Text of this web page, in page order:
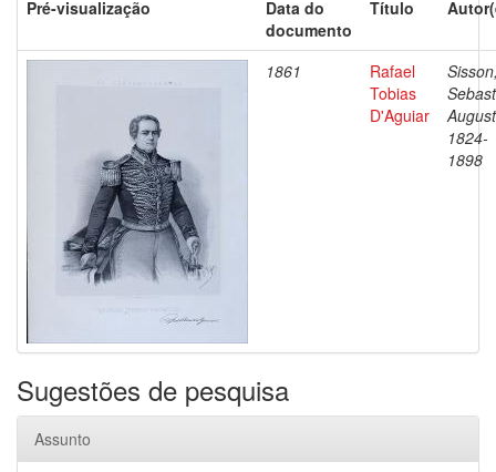
Pré-visualização
Data do
documento
Título
1861
Rafael
Tobias
D'Aguiar
1824-
1898
Sugestões de pesquisa
Assunto